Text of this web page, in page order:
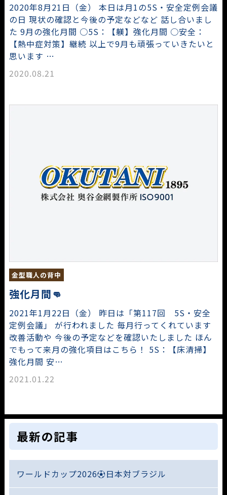
2020年8月21日（金） 本日は月1の5S・安全定例会議
の日 現状の確認と今後の予定などなど 話し合いまし
た 9月の強化月間 ○5S：【躾】強化月間 ○安全：
【熱中症対策】継続 以上で9月も頑張っていきたいと
思います …
2020.08.21
金型職人の背中
強化月間👊
2021年1月22日（金） 昨日は「第117回 5S・安全
定例会議」 が行われました 毎月行ってくれています
改善活動や 今後の予定などを確認いたしました ほん
でもって来月の強化項目はこちら！ 5S：【床清掃】
強化月間 安…
2021.01.22
最新の記事
ワールドカップ2026⚽日本対ブラジル